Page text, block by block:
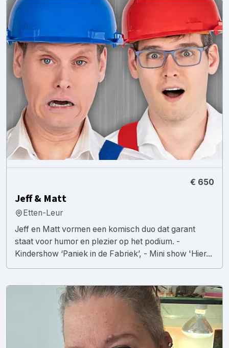
€ 650
Jeff & Matt
Etten-Leur
Jeff en Matt vormen een komisch duo dat garant
staat voor humor en plezier op het podium. -
Kindershow ‘Paniek in de Fabriek’, - Mini show 'Hier...